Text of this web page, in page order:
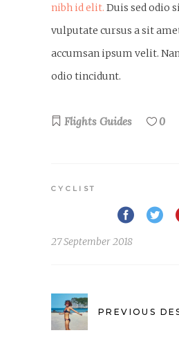
nibh id elit. Duis sed odio
vulputate cursus a sit
accumsan ipsum velit.
odio tincidunt.
Flights Guides 0
CYCLIST
27 September 2018
PREVIOUS